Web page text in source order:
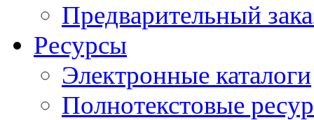
Предварительный
Ресурсы
Электронные каталоги
Полнотекстовые